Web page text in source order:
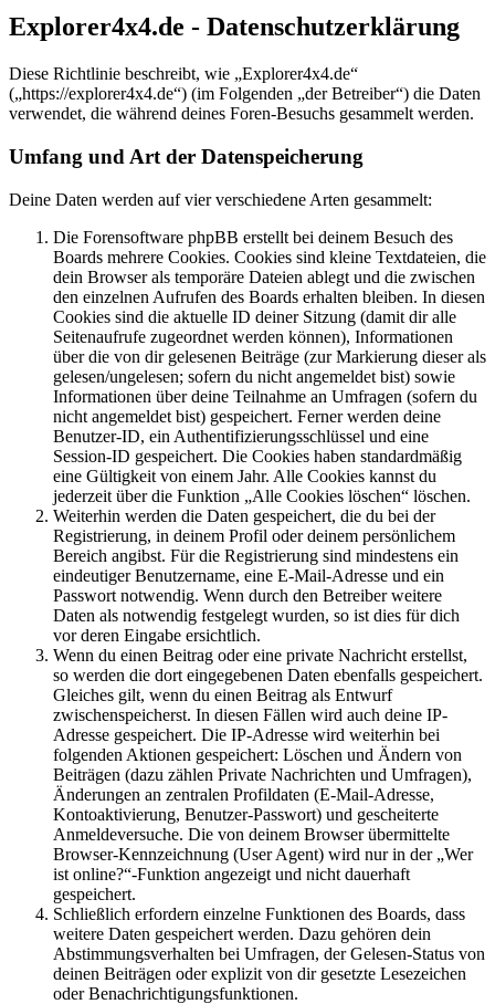
Explorer4x4.de - Datenschutzerklärung
Diese Richtlinie beschreibt, wie „Explorer4x4.de“
(„https://explorer4x4.de“) (im Folgenden „der Betreiber“) die Daten
verwendet, die während deines Foren-Besuchs gesammelt werden.
Umfang und Art der Datenspeicherung
Deine Daten werden auf vier verschiedene Arten gesammelt:
Die Forensoftware phpBB erstellt bei deinem Besuch des
Boards mehrere Cookies. Cookies sind kleine Textdateien, die
dein Browser als temporäre Dateien ablegt und die zwischen
den einzelnen Aufrufen des Boards erhalten bleiben. In diesen
Cookies sind die aktuelle ID deiner Sitzung (damit dir alle
Seitenaufrufe zugeordnet werden können), Informationen
über die von dir gelesenen Beiträge (zur Markierung dieser als
gelesen/ungelesen; sofern du nicht angemeldet bist) sowie
Informationen über deine Teilnahme an Umfragen (sofern du
nicht angemeldet bist) gespeichert. Ferner werden deine
Benutzer-ID, ein Authentifizierungsschlüssel und eine
Session-ID gespeichert. Die Cookies haben standardmäßig
eine Gültigkeit von einem Jahr. Alle Cookies kannst du
jederzeit über die Funktion „Alle Cookies löschen“ löschen.
Weiterhin werden die Daten gespeichert, die du bei der
Registrierung, in deinem Profil oder deinem persönlichem
Bereich angibst. Für die Registrierung sind mindestens ein
eindeutiger Benutzername, eine E-Mail-Adresse und ein
Passwort notwendig. Wenn durch den Betreiber weitere
Daten als notwendig festgelegt wurden, so ist dies für dich
vor deren Eingabe ersichtlich.
Wenn du einen Beitrag oder eine private Nachricht erstellst,
so werden die dort eingegebenen Daten ebenfalls gespeichert.
Gleiches gilt, wenn du einen Beitrag als Entwurf
zwischenspeicherst. In diesen Fällen wird auch deine IP-
Adresse gespeichert. Die IP-Adresse wird weiterhin bei
folgenden Aktionen gespeichert: Löschen und Ändern von
Beiträgen (dazu zählen Private Nachrichten und Umfragen),
Änderungen an zentralen Profildaten (E-Mail-Adresse,
Kontoaktivierung, Benutzer-Passwort) und gescheiterte
Anmeldeversuche. Die von deinem Browser übermittelte
Browser-Kennzeichnung (User Agent) wird nur in der „Wer
ist online?“-Funktion angezeigt und nicht dauerhaft
gespeichert.
Schließlich erfordern einzelne Funktionen des Boards, dass
weitere Daten gespeichert werden. Dazu gehören dein
Abstimmungsverhalten bei Umfragen, der Gelesen-Status von
deinen Beiträgen oder explizit von dir gesetzte Lesezeichen
oder Benachrichtigungsfunktionen.